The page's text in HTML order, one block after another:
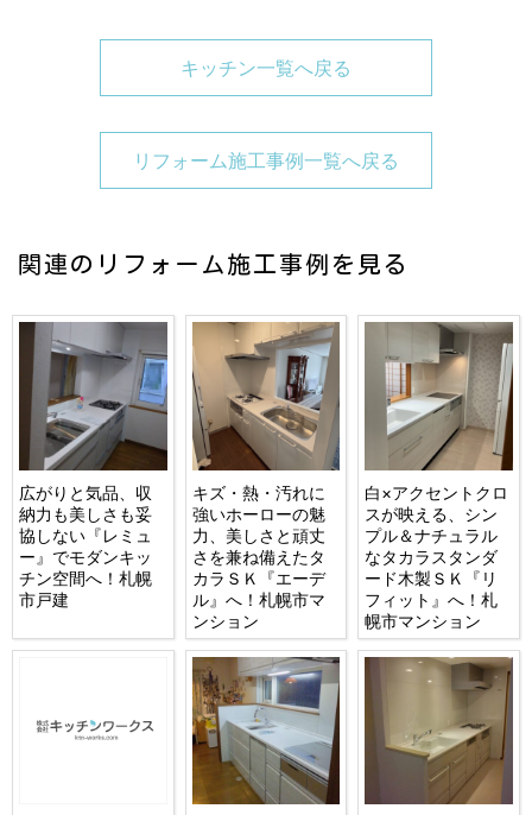
キッチン一覧へ戻る
リフォーム施工事例一覧へ戻る
関連のリフォーム施工事例を見る
広がりと気品、収
納力も美しさも妥
協しない『レミュ
ー』でモダンキッ
チン空間へ！札幌
市戸建
キズ・熱・汚れに
強いホーローの魅
力、美しさと頑丈
さを兼ね備えたタ
カラＳＫ『エーデ
ル』へ！札幌市マ
ンション
白×アクセントクロ
スが映える、シン
プル＆ナチュラル
なタカラスタンダ
ード木製ＳＫ『リ
フィット』へ！札
幌市マンション